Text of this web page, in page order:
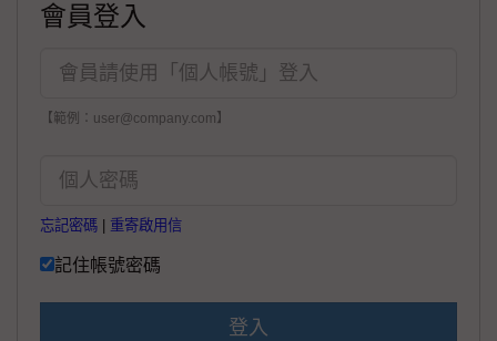
會員登入
【範例：user@company.com】
忘記密碼 重寄啟用信
記住帳號密碼
登入